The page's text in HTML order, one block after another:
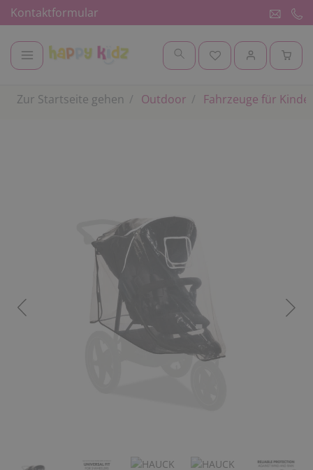
Kontaktformular
Zur Startseite gehen Outdoor Fahrzeuge für